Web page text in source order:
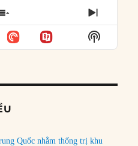
SHOW
EPISODES
LIST
NEXT
Show
Podcast
Quốc nhằm thống trị khu